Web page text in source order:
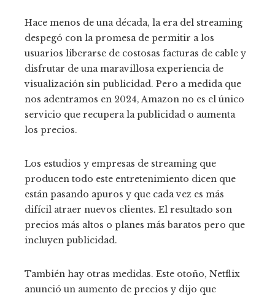
Hace menos de una década, la era del streaming
despegó con la promesa de permitir a los
usuarios liberarse de costosas facturas de cable y
disfrutar de una maravillosa experiencia de
visualización sin publicidad. Pero a medida que
nos adentramos en 2024, Amazon no es el único
servicio que recupera la publicidad o aumenta
los precios.
Los estudios y empresas de streaming que
producen todo este entretenimiento dicen que
están pasando apuros y que cada vez es más
difícil atraer nuevos clientes. El resultado son
precios más altos o planes más baratos pero que
incluyen publicidad.
También hay otras medidas. Este otoño, Netflix
anunció un aumento de precios y dijo que